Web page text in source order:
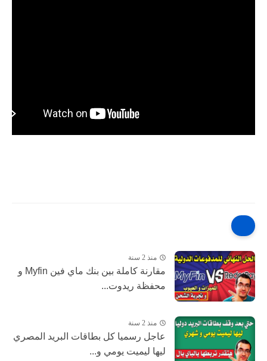
منذ 2 سنة
مقارنة كاملة بين بنك ماي فين Myfin و
محفظة ريدوت...
منذ 2 سنة
عاجل رسميا كل بطاقات البريد المصري
ليها ليميت يومي و...